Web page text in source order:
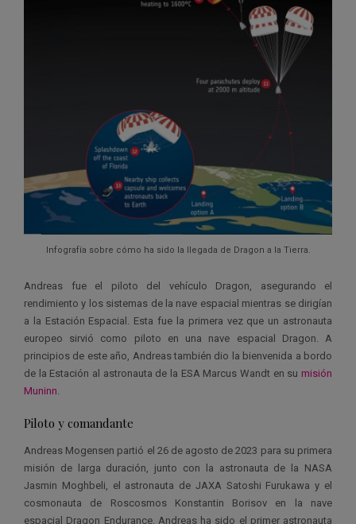
Infografía sobre cómo ha sido la llegada de Dragon a la Tierra.
Andreas fue el piloto del vehículo Dragon, asegurando el
rendimiento y los sistemas de la nave espacial mientras se dirigían
a la Estación Espacial. Esta fue la primera vez que un astronauta
europeo sirvió como piloto en una nave espacial Dragon. A
principios de este año, Andreas también dio la bienvenida a bordo
de la Estación al astronauta de la ESA Marcus Wandt en su misión
Muninn
Piloto y comandante
Andreas Mogensen partió el 26 de agosto de 2023 para su primera
misión de larga duración, junto con la astronauta de la NASA
Jasmin Moghbeli, el astronauta de JAXA Satoshi Furukawa y el
cosmonauta de Roscosmos Konstantin Borisov en la nave
espacial Dragon Endurance. Andreas ha sido el primer astronauta